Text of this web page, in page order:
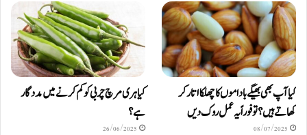
کیا آپ بھی بھیگے باداموں کا چھلکا اتار کر
کھاتے ہیں؟ تو فوراً یہ عمل روک دیں
08/07/2025
کیا ہری مرچ چربی کو کم کرنے میں مددگار
ہے؟
26/06/2025